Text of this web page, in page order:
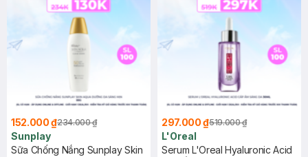
152.000 ₫234.000 ₫
Sunplay
Sữa Chống Nắng Sunplay Skin
297.000 ₫519.000 ₫
L'Oreal
Serum L'Oreal Hyaluronic Acid